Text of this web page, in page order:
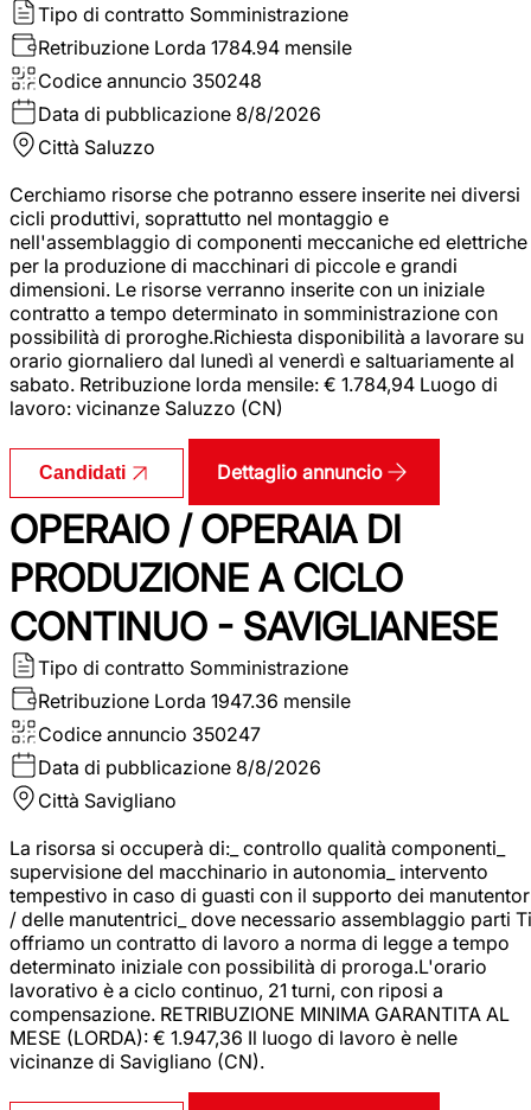
Tipo di contratto Somministrazione
Retribuzione Lorda 1784.94 mensile
Codice annuncio 350248
Data di pubblicazione 8/8/2026
Città Saluzzo
Cerchiamo risorse che potranno essere inserite nei diversi
cicli produttivi, soprattutto nel montaggio e
nell'assemblaggio di componenti meccaniche ed elettriche
per la produzione di macchinari di piccole e grandi
dimensioni. Le risorse verranno inserite con un iniziale
contratto a tempo determinato in somministrazione con
possibilità di proroghe.Richiesta disponibilità a lavorare su
orario giornaliero dal lunedì al venerdì e saltuariamente al
sabato. Retribuzione lorda mensile: € 1.784,94 Luogo di
lavoro: vicinanze Saluzzo (CN)
Candidati Dettaglio annuncio
OPERAIO / OPERAIA DI
PRODUZIONE A CICLO
CONTINUO - SAVIGLIANESE
Tipo di contratto Somministrazione
Retribuzione Lorda 1947.36 mensile
Codice annuncio 350247
Data di pubblicazione 8/8/2026
Città Savigliano
La risorsa si occuperà di:_ controllo qualità componenti_
supervisione del macchinario in autonomia_ intervento
tempestivo in caso di guasti con il supporto dei
/ delle manutentrici_ dove necessario assemblaggio parti Ti
offriamo un contratto di lavoro a norma di legge a tempo
determinato iniziale con possibilità di proroga.L'orario
lavorativo è a ciclo continuo, 21 turni, con riposi a
compensazione. RETRIBUZIONE MINIMA GARANTITA AL
MESE (LORDA): € 1.947,36 Il luogo di lavoro è nelle
vicinanze di Savigliano (CN).